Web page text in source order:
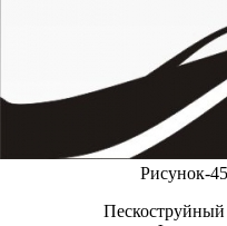
Рисунок-